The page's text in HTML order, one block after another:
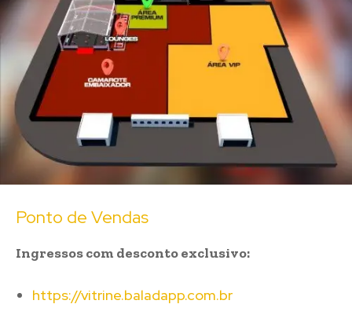
Ponto de Vendas
Ingressos com desconto exclusivo:
https://vitrine.baladapp.com.br